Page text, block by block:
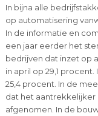
In bijna alle
op automatisering
In de informatie en
een jaar eerder het
bedrijven dat inzet op
in april op 29,1
25,4 procent. In de
dat het aantrekkelijker
afgenomen. In de